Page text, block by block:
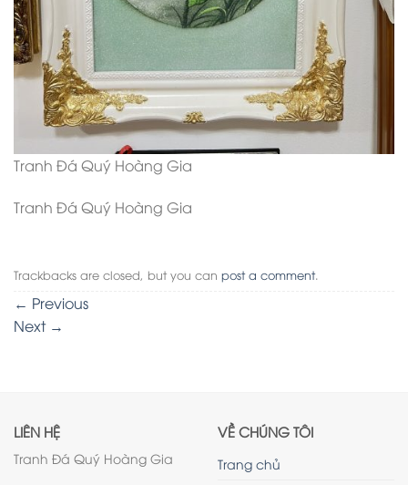
Tranh Đá Quý Hoàng Gia
Tranh Đá Quý Hoàng Gia
Trackbacks are closed, but you can post a comment.
← Previous
Next →
LIÊN HỆ
Tranh Đá Quý Hoàng Gia
VỀ CHÚNG TÔI
Trang chủ